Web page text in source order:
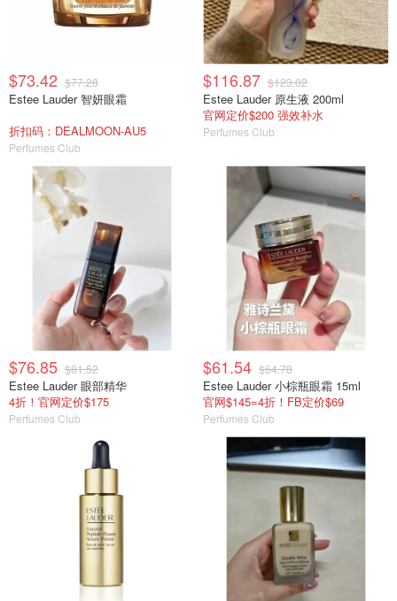
$73.42 $77.28
Estee Lauder 智妍眼霜
折扣码：DEALMOON-AU5
Perfumes Club
$116.87 $123.02
Estee Lauder 原生液 200ml
官网定价$200 强效补水
Perfumes Club
$76.85 $81.52
Estee Lauder 眼部精华
4折！官网定价$175
Perfumes Club
$61.54 $64.78
Estee Lauder 小棕瓶眼霜 15ml
官网$145=4折！FB定价$69
Perfumes Club